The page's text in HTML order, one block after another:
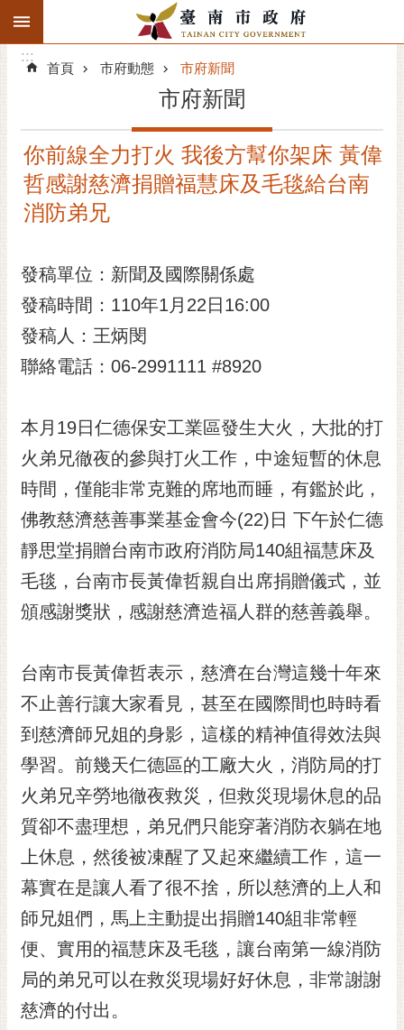
跳到主要內容區塊
搜
階
精彩府城
市府動態
市政資訊
市民互動
黃
偉
哲
光
花
桐
花
網
站
導
訂
閱
RSS
訂
閱
電
子
報
市
民
信
:::
:::
首頁 市府動態 市府新聞
市府新聞
你前線全力打火 我後方幫你架床 黃偉
哲感謝慈濟捐贈福慧床及毛毯給台南
消防弟兄
發稿單位：新聞及國際關係處
發稿時間：110年1月22日16:00
發稿人：王炳閔
聯絡電話：06-2991111 #8920
本月19日仁德保安工業區發生大火，大批的打
火弟兄徹夜的參與打火工作，中途短暫的休息
時間，僅能非常克難的席地而睡，有鑑於此，
佛教慈濟慈善事業基金會今(22)日 下午於仁德
靜思堂捐贈台南市政府消防局140組福慧床及
毛毯，台南市長黃偉哲親自出席捐贈儀式，並
頒感謝獎狀，感謝慈濟造福人群的慈善義舉。
台南市長黃偉哲表示，慈濟在台灣這幾十年來
不止善行讓大家看見，甚至在國際間也時時看
到慈濟師兄姐的身影，這樣的精神值得效法與
學習。前幾天仁德區的工廠大火，消防局的打
火弟兄辛勞地徹夜救災，但救災現場休息的品
質卻不盡理想，弟兄們只能穿著消防衣躺在地
上休息，然後被凍醒了又起來繼續工作，這一
幕實在是讓人看了很不捨，所以慈濟的上人和
師兄姐們，馬上主動提出捐贈140組非常輕
便、實用的福慧床及毛毯，讓台南第一線消防
局的弟兄可以在救災現場好好休息，非常謝謝
慈濟的付出。